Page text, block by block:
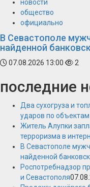
новости
общество
официально
В Севастополе
найденной
07.08.2026 13:00 2
последние
Два сухогруза и
ударов по
Житель Алупки
терроризма в
В Севастополе
найденной
Роспотребнадзор
и Севастополя